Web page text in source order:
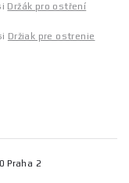
Držák pro ostření
Držiak pre ostrenie
Praha 2